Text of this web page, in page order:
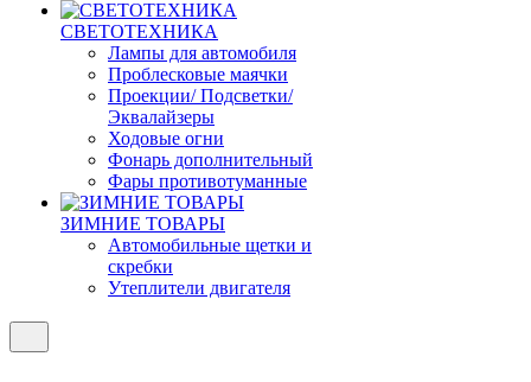
СВЕТОТЕХНИКА
Лампы для автомобиля
Проблесковые маячки
Проекции/ Подсветки/
Эквалайзеры
Ходовые огни
Фонарь дополнительный
Фары противотуманные
ЗИМНИЕ ТОВАРЫ
Автомобильные щетки и
скребки
Утеплители двигателя